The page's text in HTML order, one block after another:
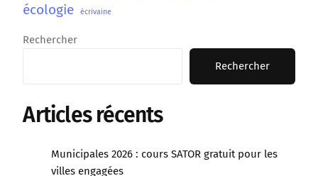
écologie écrivaine
Rechercher
Rechercher
Articles récents
Municipales 2026 : cours SATOR gratuit pour les
villes engagées